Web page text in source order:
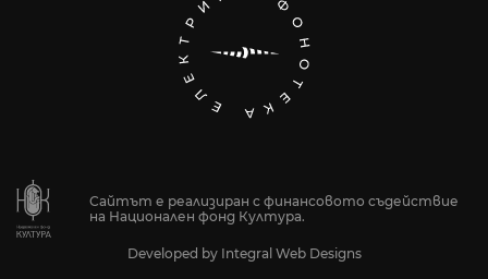
Сайтът е реализиран с финансовото съдействие
на Национален фонд Култура.
Developed by Integral Web Designs